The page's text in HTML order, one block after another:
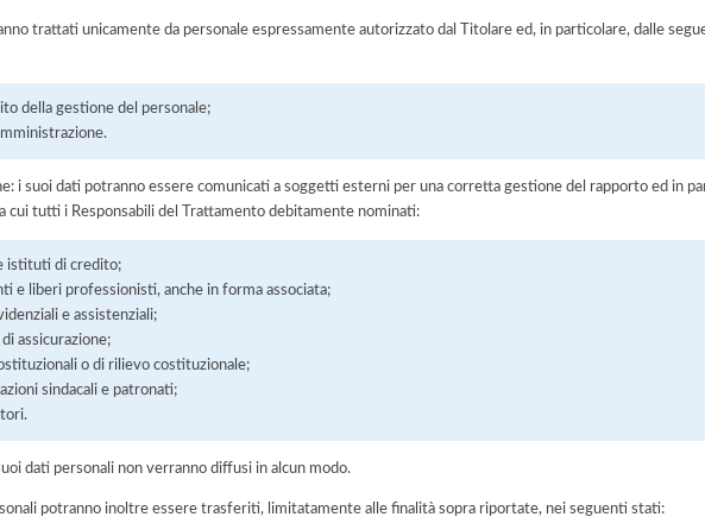
trattati unicamente da personale espressamente autorizzato dal Titolare ed, in particolare, dalle
della gestione del personale;
i suoi dati potranno essere comunicati a soggetti esterni per una corretta gestione del rapporto ed in
cui tutti i Responsabili del Trattamento debitamente nominati:
istituti di credito;
e liberi professionisti, anche in forma associata;
e assistenziali;
assicurazione;
o di rilievo costituzionale;
sindacali e patronati;
dati personali non verranno diffusi in alcun modo.
potranno inoltre essere trasferiti, limitatamente alle finalità sopra riportate, nei seguenti stati: